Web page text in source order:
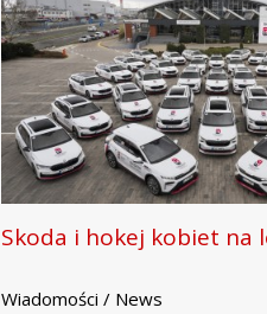
Skoda i hokej kobiet na
Wiadomości / News